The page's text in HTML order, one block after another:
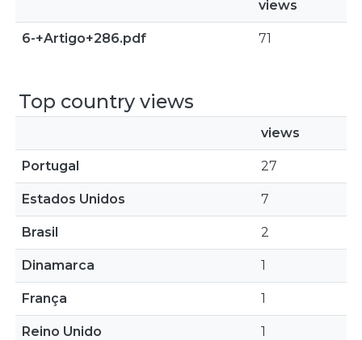
views
6-+Artigo+286.pdf 71
Top country views
views
Portugal 27
Estados Unidos 7
Brasil 2
Dinamarca 1
França 1
Reino Unido 1